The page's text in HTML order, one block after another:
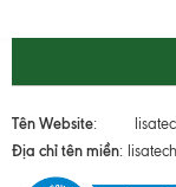
Tên Website:
Địa chỉ tên miền: